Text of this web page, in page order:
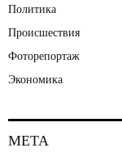
Политика
Происшествия
Фоторепортаж
Экономика
МЕТА